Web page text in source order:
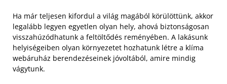
Ha már teljesen kifordul a világ magából körülöttünk, akkor
legalább legyen egyetlen olyan hely, ahová biztonságosan
visszahúzódhatunk a feltöltődés reményében. A lakásunk
helyiségeiben olyan környezetet hozhatunk létre a klíma
webáruház berendezéseinek jóvoltából, amire mindig
vágytunk.